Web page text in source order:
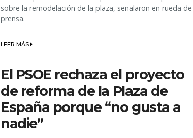
sobre la remodelación de la plaza, señalaron en rueda de
prensa.
LEER MÁS
El PSOE rechaza el proyecto
de reforma de la Plaza de
España porque “no gusta a
nadie”